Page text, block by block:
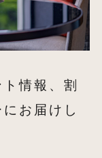
情報、割
お届けし